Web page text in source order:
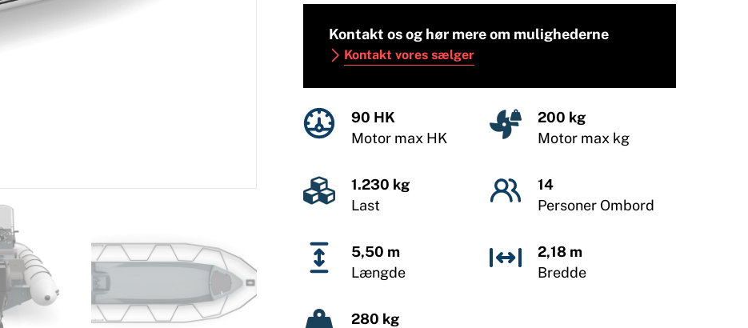
Kontakt os og hør mere om mulighederne
Kontakt vores sælger
90 HK
Motor max HK
200 kg
Motor max kg
1.230 kg
Last
14
Personer Ombord
5,50 m
Længde
2,18 m
Bredde
280 kg